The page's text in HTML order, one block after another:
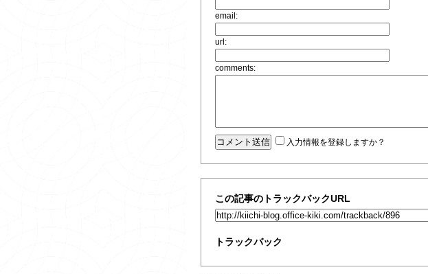
email:
url:
comments:
入力情報を登録しますか？
この記事のトラックバックURL
トラックバック